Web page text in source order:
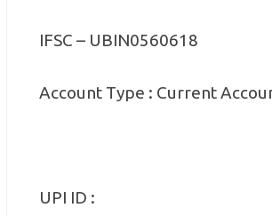
IFSC – UBIN0560618
Account Type : Current
UPI ID :